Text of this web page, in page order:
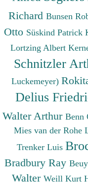
Richard Bunsen
Otto Süskind Patrick
Lortzing Albert
Schnitzler
Luckemeyer)
Delius
Walter Arthur Benn
Mies van der Rohe
Trenker Luis
Bradbury Ray
Walter Weill Kurt